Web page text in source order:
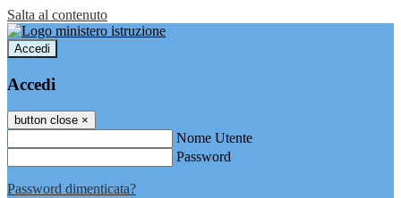
Salta al contenuto
Accedi
Accedi
button close ×
Nome Utente
Password
Password dimenticata?